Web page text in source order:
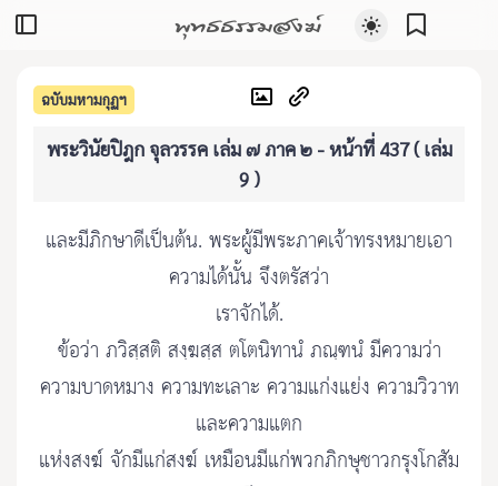
พุทธธรรมสงฆ์
ฉบับมหามกุฏฯ
พระวินัยปิฎก จุลวรรค เล่ม ๗ ภาค ๒ - หน้าที่ 437 ( เล่ม
9 )
และมีภิกษาดีเป็นต้น. พระผู้มีพระภาคเจ้าทรงหมายเอา
ความได้นั้น จึงตรัสว่า
เราจักได้.
ข้อว่า ภวิสฺสติ สงฺฆสฺส ตโตนิทานํ ภณฺฑนํ มีความว่า
ความบาดหมาง ความทะเลาะ ความแก่งแย่ง ความวิวาท
และความแตก
แห่งสงฆ์ จักมีแก่สงฆ์ เหมือนมีแก่พวกภิกษุชาวกรุงโกสัม